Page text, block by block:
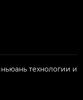
технологии и